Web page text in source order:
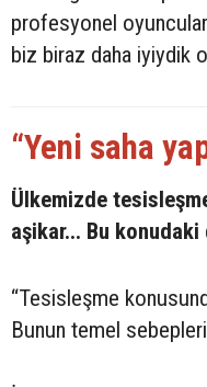
profesyonel
biz biraz daha iyiydik
“Yeni saha
Ülkemizde
aşikar... Bu
“Tesisleşme
Bunun temel